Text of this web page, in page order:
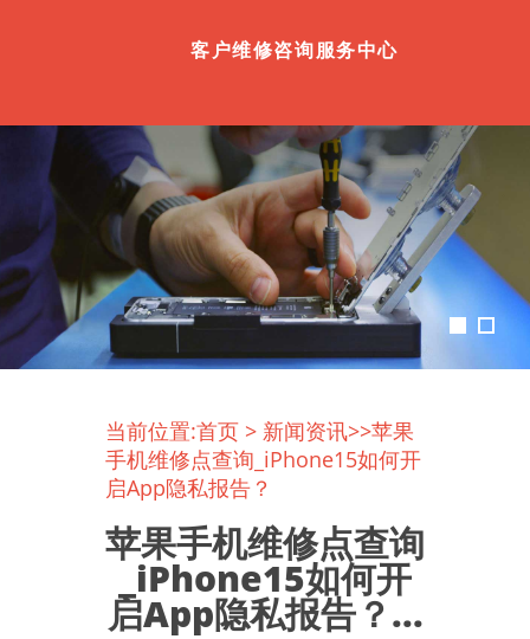
客户维修咨询服务中心
当前位置:首页 > 新闻资讯>>苹果
手机维修点查询_iPhone15如何开
启App隐私报告？
苹果手机维修点查询
_iPhone15如何开
启App隐私报告？...